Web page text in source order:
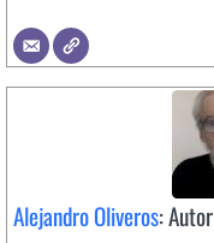
Alejandro Oliveros: Autor